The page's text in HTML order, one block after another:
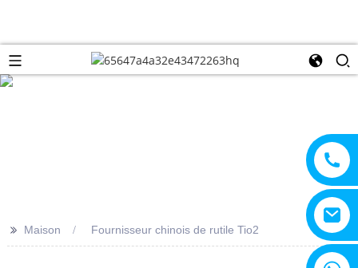
>> Maison Fournisseur chinois de rutile Tio2